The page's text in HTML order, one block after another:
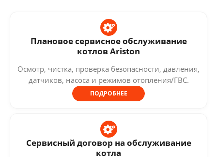
Плановое сервисное обслуживание
котлов Ariston
Осмотр, чистка, проверка безопасности, давления,
датчиков, насоса и режимов отопления/ГВС.
ПОДРОБНЕЕ
Сервисный договор на обслуживание
котла